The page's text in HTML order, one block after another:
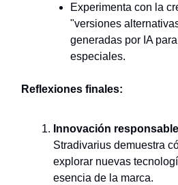
Experimenta con la
"versiones
generadas por IA
especiales.
Reflexiones finales:
Innovación
Stradivarius demuestra
explorar nuevas
esencia de la marca.